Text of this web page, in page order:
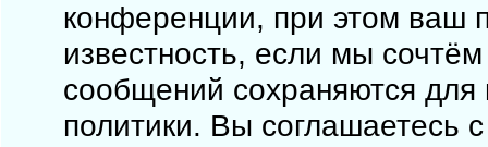
конференции, при этом ваш
известность, если мы
сообщений сохраняются для
политики. Вы соглашаетесь